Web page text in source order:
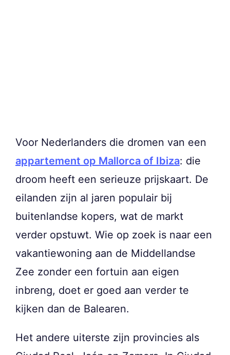
Voor Nederlanders die dromen van een
appartement op Mallorca of Ibiza: die
droom heeft een serieuze prijskaart. De
eilanden zijn al jaren populair bij
buitenlandse kopers, wat de markt
verder opstuwt. Wie op zoek is naar een
vakantiewoning aan de Middellandse
Zee zonder een fortuin aan eigen
inbreng, doet er goed aan verder te
kijken dan de Balearen.
Het andere uiterste zijn provincies als